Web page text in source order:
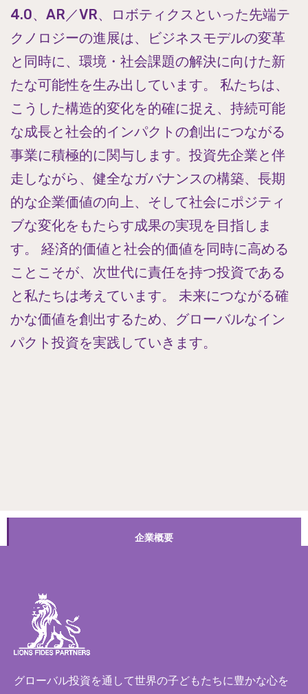
4.0、AR／VR、ロボティクスといった先端テ
クノロジーの進展は、ビジネスモデルの変革
と同時に、環境・社会課題の解決に向けた新
たな可能性を生み出しています。 私たちは、
こうした構造的変化を的確に捉え、持続可能
な成長と社会的インパクトの創出につながる
事業に積極的に関与します。投資先企業と伴
走しながら、健全なガバナンスの構築、長期
的な企業価値の向上、そして社会にポジティ
ブな変化をもたらす成果の実現を目指しま
す。 経済的価値と社会的価値を同時に高める
ことこそが、次世代に責任を持つ投資である
と私たちは考えています。 未来につながる確
かな価値を創出するため、グローバルなイン
パクト投資を実践していきます。
企業概要
グローバル投資を通して世界の子どもたちに豊かな心を